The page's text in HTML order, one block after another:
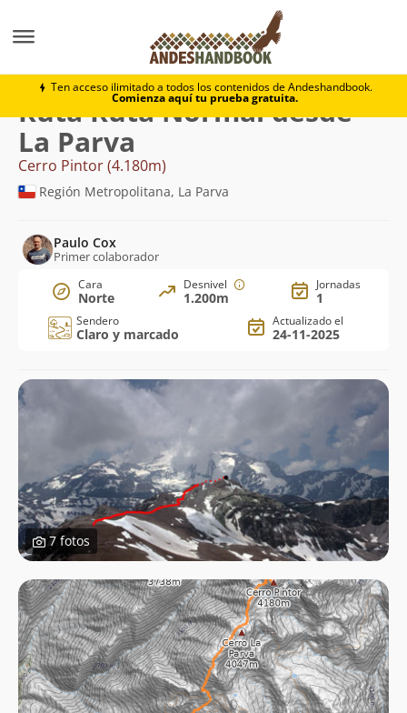
Ten acceso ilimitado a todos los contenidos de Andeshandbook.
Comienza aquí tu prueba gratuita.
Cerro Pintor Ruta Normal desde La Parva
Ruta Ruta Normal desde
La Parva
Cerro Pintor (4.180m)
Región Metropolitana, La Parva
Paulo Cox
Primer colaborador
Cara
Norte
Desnivel
1.200m
Jornadas
1
Sendero
Claro y marcado
Actualizado el
24-11-2025
7 fotos